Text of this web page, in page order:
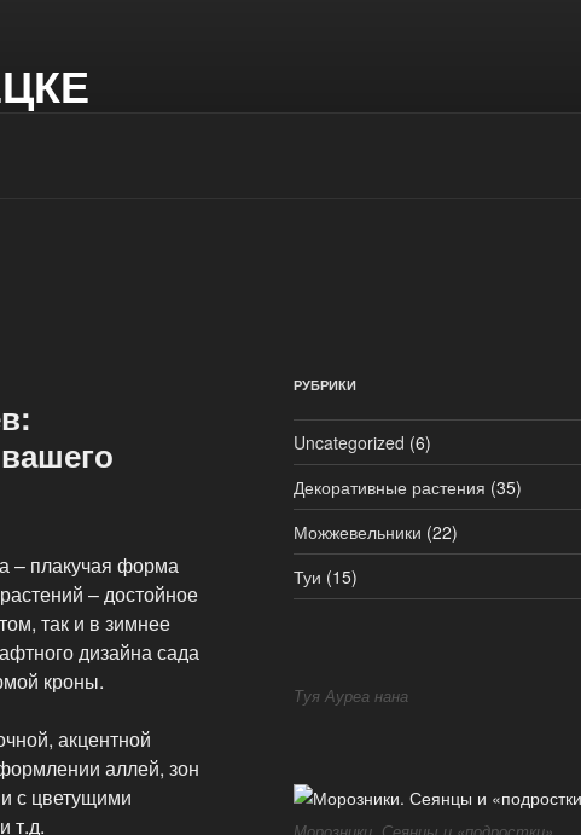
– плакучая форма
– достойное
так и в зимнее
дизайна сада
кроны.
акцентной
аллей, зон
с цветущими
т.д.
РУБРИКИ
Uncategorized (6)
Декоративные растения (35)
Можжевельники (22)
Туи (15)
Туя Ауреа нана
Морозники. Сеянцы и «подростки».